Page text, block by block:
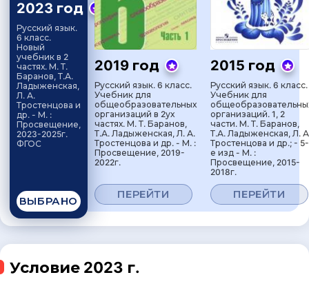
2023 год
Русский язык.
6 класс.
Новый
учебник в 2
частях. М. Т.
Баранов, Т.А.
Ладыженская,
Л. А.
Тростенцова и
др. - М. :
Просвещение,
2023-2025г.
ФГОС
ВЫБРАНО
2019 год
Русский язык. 6 класс.
Учебник для
общеобразовательных
организаций в 2ух
частях. М. Т. Баранов,
Т.А. Ладыженская, Л. А.
Тростенцова и др. - М. :
Просвещение, 2019-
2022г.
ПЕРЕЙТИ
2015 год
Русский язык. 6 класс.
Учебник для
организаций. 1, 2
части. М. Т. Баранов,
Т.А. Ладыженская, Л.
Тростенцова и др.; - 5-
е изд - М. :
Просвещение, 2015-
2018г.
ПЕРЕЙТИ
Условие 2023 г.